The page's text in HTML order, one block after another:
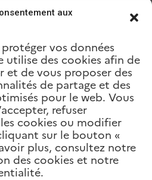
aux
protéger vos données
utilise des cookies afin de
et de vous proposer des
de partage et des
pour le web. Vous
refuser
cookies ou modifier
sur le bouton «
plus, consultez notre
des cookies et notre
suivant
Lycée Abdallah Rassi – Mlf